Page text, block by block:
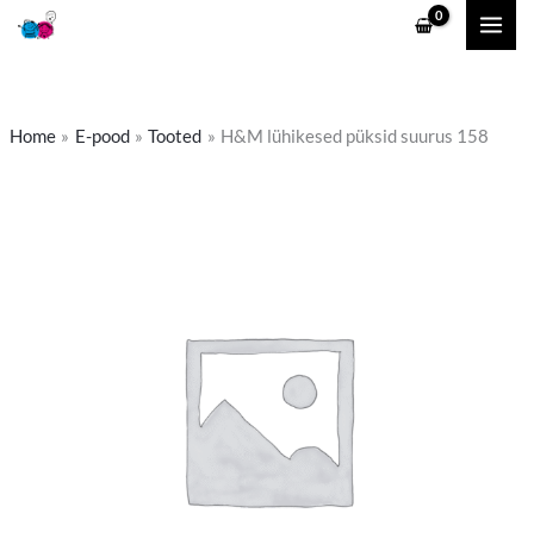
Skip
Home E-pood Tooted H&M lühikesed püksid suurus 158